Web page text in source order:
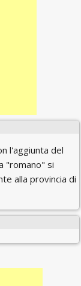
l'aggiunta del
"romano" si
alla provincia di